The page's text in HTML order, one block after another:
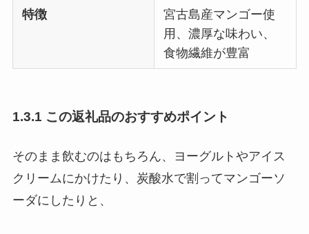
特徴
宮古島産マンゴー使
用、濃厚な味わい、
食物繊維が豊富
1.3.1 この返礼品のおすすめポイント
そのまま飲むのはもちろん、ヨーグルトやアイス
クリームにかけたり、炭酸水で割ってマンゴーソ
ーダにしたりと、